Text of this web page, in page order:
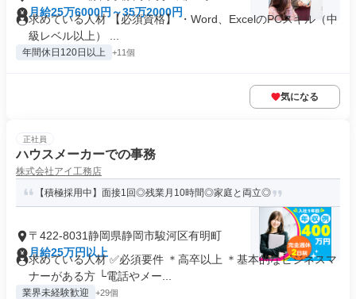
月給25万6000円～35万2000円
求めている人材 【必須資格】 ・Word、ExcelのPCスキル（中
級レベル以上） ...
年間休日120日以上 +11個
気になる
正社員
ハウスメーカーでの事務
株式会社アイ工務店
【積極採用中】面接1回◎残業月10時間◎家庭と両立◎
〒422-8031静岡県静岡市駿河区有明町
月給25万円以上
求めている人材 ✅必須要件 ＊高卒以上 ＊基本的なビジネスマ
ナーがある方 └電話やメー...
業界未経験歓迎 +29個